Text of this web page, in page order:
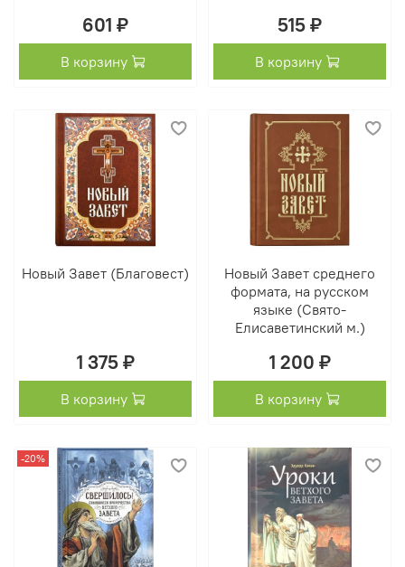
601 ₽
В корзину
515 ₽
В корзину
Новый Завет (Благовест)
1 375 ₽
В корзину
Новый Завет среднего
формата, на русском
языке (Свято-
Елисаветинский м.)
1 200 ₽
В корзину
-20%